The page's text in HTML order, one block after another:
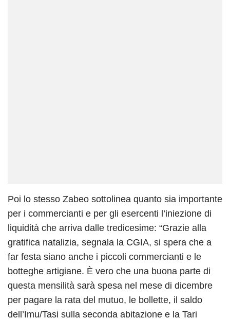
Poi lo stesso Zabeo sottolinea quanto sia importante
per i commercianti e per gli esercenti l’iniezione di
liquidità che arriva dalle tredicesime: “Grazie alla
gratifica natalizia, segnala la CGIA, si spera che a
far festa siano anche i piccoli commercianti e le
botteghe artigiane. È vero che una buona parte di
questa mensilità sarà spesa nel mese di dicembre
per pagare la rata del mutuo, le bollette, il saldo
dell’Imu/Tasi sulla seconda abitazione e la Tari